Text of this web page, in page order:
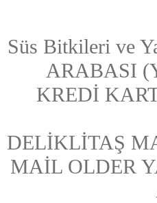
Süs Bitkileri ve
ARABASI
KREDİ
DELİKLİTAŞ
MAİL OLDER